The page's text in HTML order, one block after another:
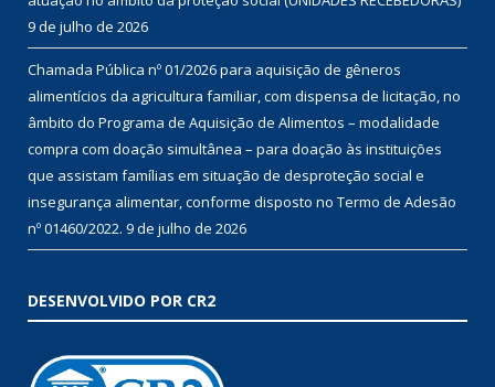
9 de julho de 2026
Chamada Pública nº 01/2026 para aquisição de gêneros
alimentícios da agricultura familiar, com dispensa de licitação, no
âmbito do Programa de Aquisição de Alimentos – modalidade
compra com doação simultânea – para doação às instituições
que assistam famílias em situação de desproteção social e
insegurança alimentar, conforme disposto no Termo de Adesão
nº 01460/2022. 9 de julho de 2026
DESENVOLVIDO POR CR2